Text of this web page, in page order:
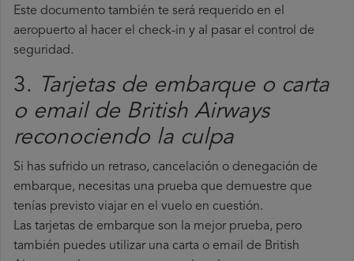
Este documento también te será requerido en el
aeropuerto al hacer el check-in y al pasar el control de
seguridad.
3.
Tarjetas de embarque o carta
o email de British Airways
reconociendo la culpa
Si has sufrido un retraso, cancelación o denegación de
embarque, necesitas una prueba que demuestre que
tenías previsto viajar en el vuelo en cuestión.
Las tarjetas de embarque son la mejor prueba, pero
también puedes utilizar una carta o email de British